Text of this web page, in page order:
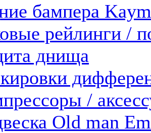
бампера
рейлинги /
днища
/
Old man